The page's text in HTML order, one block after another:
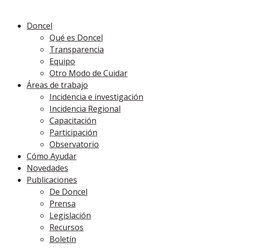
Doncel
Qué es Doncel
Transparencia
Equipo
Otro Modo de Cuidar
Áreas de trabajo
Incidencia e investigación
Incidencia Regional
Capacitación
Participación
Observatorio
Cómo Ayudar
Novedades
Publicaciones
De Doncel
Prensa
Legislación
Recursos
Boletín